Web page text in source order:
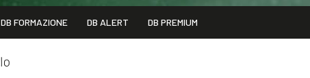
WEBINAR / 23 settembre Nuove linee guida EBA
DB FORMAZIONE DB ALERT DB PREMIUM